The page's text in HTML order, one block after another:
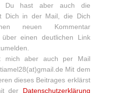
Du hast aber auch die
Dich in der Mail, die Dich
neuen Kommentar
über einen deutlichen Link
mich aber auch per Mail
Mit dem
dieses Beitrages erklärst
der Datenschutzerklärung